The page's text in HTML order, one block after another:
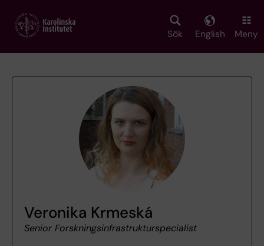
main
Sök English Meny
Veronika Krmeská
Senior Forskningsinfrastrukturspecialist